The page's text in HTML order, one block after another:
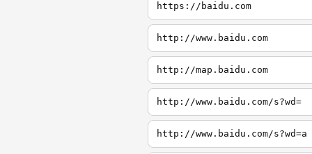
https://baidu.com
http://www.baidu.com
http://map.baidu.com
http://www.baidu.com/s?wd=
http://www.baidu.com/s?wd=a